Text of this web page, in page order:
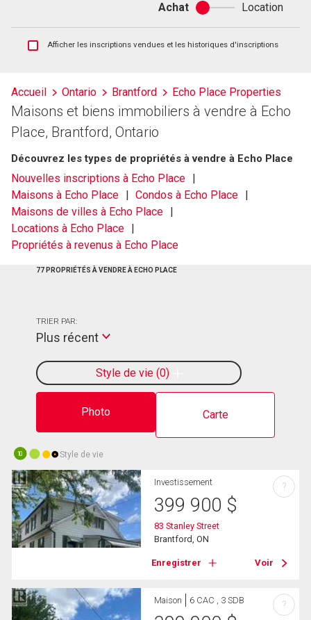
Achat
Achat
ou
location
Location
Afficher
et
les
historiques
d'inscriptions
Afficher les inscriptions vendues et les historiques d'inscriptions
Accueil Ontario Brantford Echo Place Properties
Maisons et biens immobiliers à vendre à Echo
Place, Brantford, Ontario
Découvrez les types de propriétés à vendre à Echo Place
Nouvelles inscriptions à Echo Place
Maisons à Echo Place
Condos à Echo Place
Maisons de villes à Echo Place
Locations à Echo Place
Propriétés à revenus à Echo Place
77 PROPRIÉTÉS À VENDRE À ECHO PLACE
Photo Carte
Style de vie 0
TRIER PAR:
Plus récent
10 Style de vie
Investissement
399 900 $
83 Stanley Street
Brantford, ON
Enregistrer Voir
?
Maison 6 CAC , 3 SDB ?